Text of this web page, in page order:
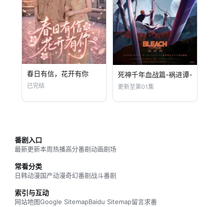
春日有信，花开有你
已完结
死神千年血战篇-祸进谭-
更新至第01集
番剧入口
最新更新本周热播高分番剧动画剧场
常看分类
日韩动漫国产动漫奇幻番剧战斗番剧
索引与互动
网站地图Google SitemapBaidu Sitemap留言求番